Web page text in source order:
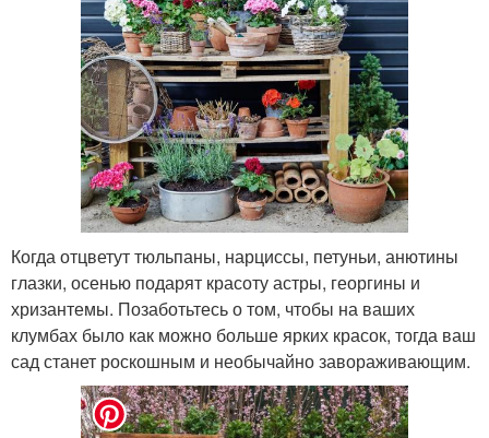
Когда отцветут тюльпаны, нарциссы, петуньи, анютины
глазки, осенью подарят красоту астры, георгины и
хризантемы. Позаботьтесь о том, чтобы на ваших
клумбах было как можно больше ярких красок, тогда ваш
сад станет роскошным и необычайно завораживающим.